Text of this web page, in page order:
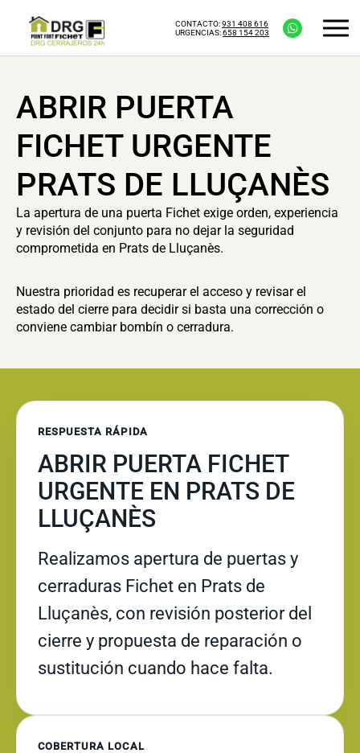
CONTACTO:931 408 616
URGENCIAS:658 154 203
ABRIR PUERTA
FICHET URGENTE
PRATS DE LLUÇANÈS
La apertura de una puerta Fichet exige orden, experiencia
y revisión del conjunto para no dejar la seguridad
comprometida en Prats de Lluçanès.
Nuestra prioridad es recuperar el acceso y revisar el
estado del cierre para decidir si basta una corrección o
conviene cambiar bombín o cerradura.
RESPUESTA RÁPIDA
ABRIR PUERTA FICHET
URGENTE EN PRATS DE
LLUÇANÈS
Realizamos apertura de puertas y
cerraduras Fichet en Prats de
Lluçanès, con revisión posterior del
cierre y propuesta de reparación o
sustitución cuando hace falta.
COBERTURA LOCAL